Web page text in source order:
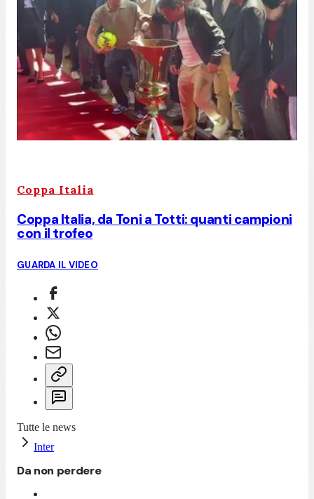
Coppa Italia
Coppa Italia, da Toni a Totti: quanti campioni
con il trofeo
GUARDA IL VIDEO
Tutte le news
Inter
Da non perdere